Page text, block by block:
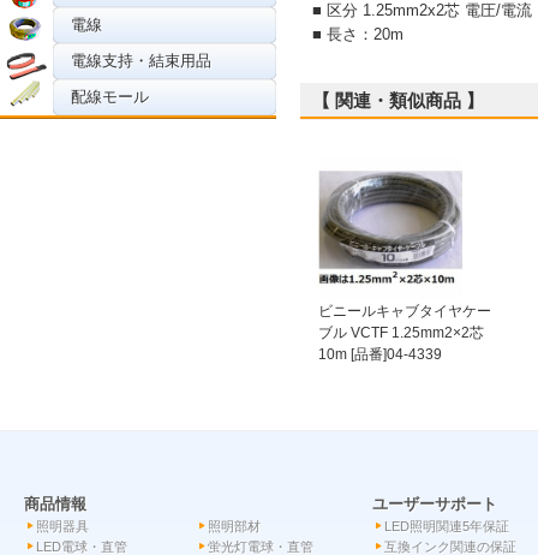
電線
電線支持・結束用品
配線モール
■ 区分 1.25mm2x2芯 電圧/電流
■ 長さ：20m
【 関連・類似商品 】
ビニールキャブタイヤケー
ブル VCTF 1.25mm2×2芯
10m [品番]04-4339
商品情報
照明器具
照明部材
LED電球・直管
蛍光灯電球・直管
ユーザーサポート
LED照明関連5年保証
互換インク関連の保証